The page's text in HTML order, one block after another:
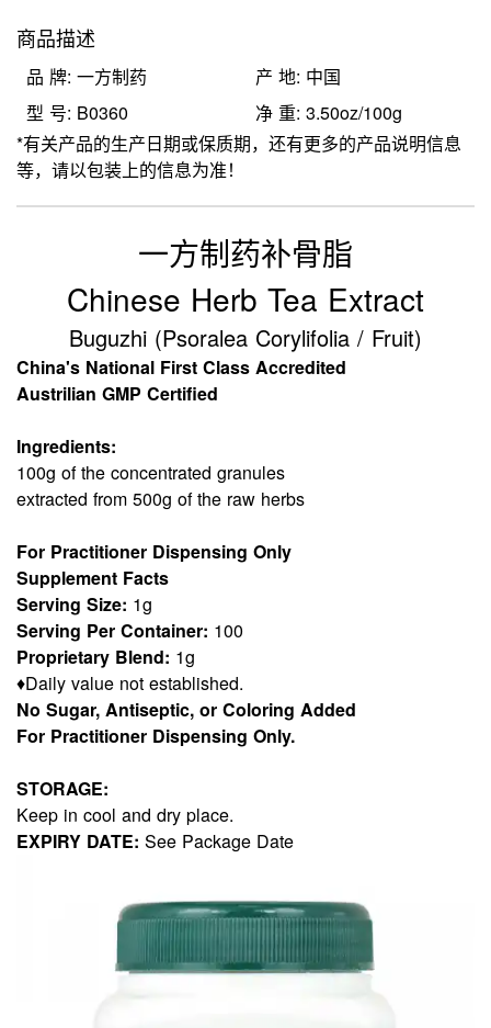
商品描述
品 牌: 一方制药
产 地: 中国
型 号: B0360
净 重: 3.50oz/100g
*有关产品的生产日期或保质期，还有更多的产品说明信息
等，请以包装上的信息为准！
一方制药补骨脂
Chinese Herb Tea Extract
Buguzhi (Psoralea Corylifolia / Fruit)
China's National First Class Accredited
Austrilian GMP Certified
Ingredients:
100g of the concentrated granules
extracted from 500g of the raw herbs
For Practitioner Dispensing Only
Supplement Facts
Serving Size: 1g
Serving Per Container: 100
Proprietary Blend: 1g
♦Daily value not established.
No Sugar, Antiseptic, or Coloring Added
For Practitioner Dispensing Only.
STORAGE:
Keep in cool and dry place.
EXPIRY DATE: See Package Date